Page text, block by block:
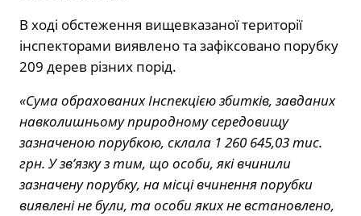
В ході обстеження вищевказаної території
інспекторами виявлено та зафіксовано порубку
209 дерев різних порід.
«Сума обрахованих Інспекцією збитків, завданих
навколишньому природному середовищу
зазначеною порубкою, склала 1 260 645,03 тис.
грн. У зв’язку з тим, що особи, які вчинили
зазначену порубку, на місці вчинення порубки
виявлені не були, та особи яких не встановлено,